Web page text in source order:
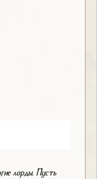
лорды. Пусть